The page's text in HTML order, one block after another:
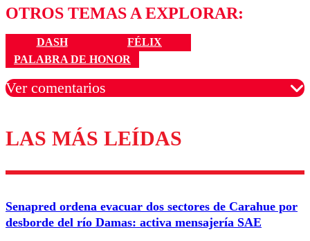
OTROS TEMAS A EXPLORAR:
DASH
FÉLIX
PALABRA DE HONOR
Ver comentarios
Los comentarios son moderados para garantizar un
diálogo respetuoso.
Correo
LAS MÁS LEÍDAS
Senapred ordena evacuar dos sectores de Carahue por
desborde del río Damas: activa mensajería SAE